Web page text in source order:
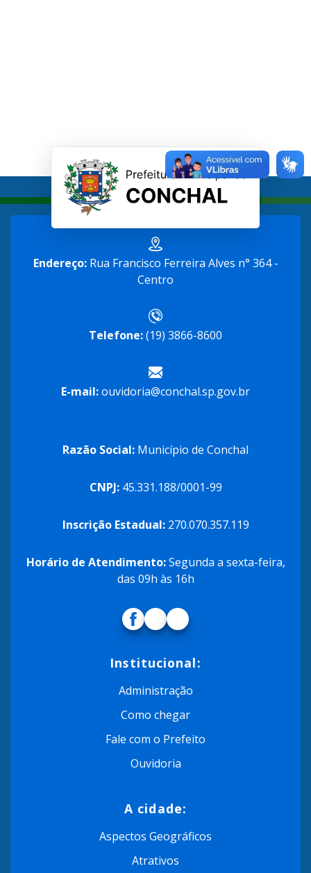
Endereço:Rua Francisco Ferreira Alves n° 364 -
Centro
Telefone:(19) 3866-8600
E-mail:ouvidoria@conchal.sp.gov.br
Razão Social: Município de Conchal
CNPJ:45.331.188/0001-99
Inscrição Estadual:270.070.357.119
Horário de Atendimento:Segunda a sexta-feira,
das 09h às 16h
Institucional:
Administração
Como chegar
Fale com o Prefeito
Ouvidoria
A cidade:
Aspectos Geográficos
Atrativos